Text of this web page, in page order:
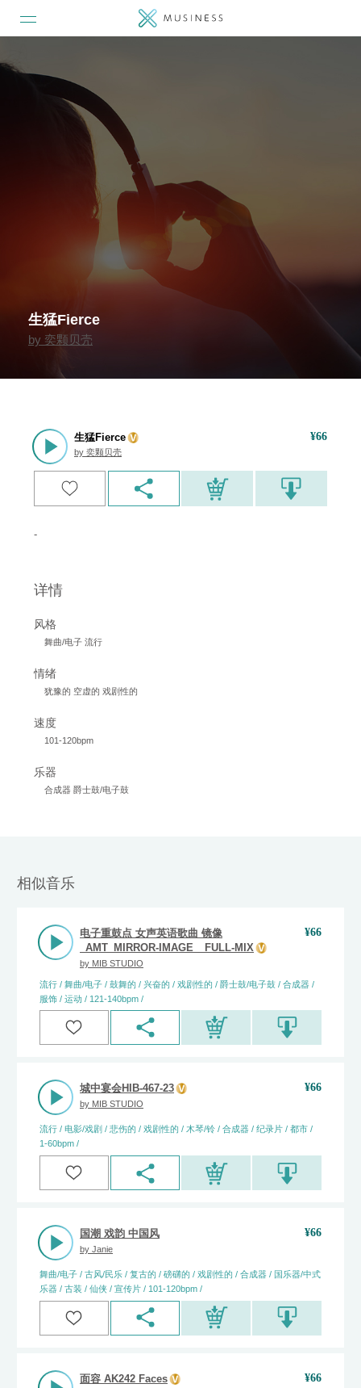
生猛Fierce
by 奕颗贝壳
生猛Fierce
by 奕颗贝壳
¥66
-
详情
风格
舞曲/电子 流行
情绪
犹豫的 空虚的 戏剧性的
速度
101-120bpm
乐器
合成器 爵士鼓/电子鼓
相似音乐
电子重鼓点 女声英语歌曲 镜像
_AMT_MIRROR-IMAGE__FULL-MIX
by MIB STUDIO
¥66
流行 / 舞曲/电子 / 鼓舞的 / 兴奋的 / 戏剧性的 / 爵士鼓/电子鼓 / 合成器 /
服饰 / 运动 / 121-140bpm /
城中宴会HIB-467-23
by MIB STUDIO
¥66
流行 / 电影/戏剧 / 悲伤的 / 戏剧性的 / 木琴/铃 / 合成器 / 纪录片 / 都市 /
1-60bpm /
国潮 戏韵 中国风
by Janie
¥66
舞曲/电子 / 古风/民乐 / 复古的 / 磅礴的 / 戏剧性的 / 合成器 / 国乐器/中式
乐器 / 古装 / 仙侠 / 宣传片 / 101-120bpm /
面容 AK242 Faces ¥66